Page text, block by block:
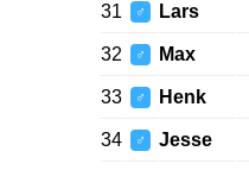
31 ♂ Lars
32 ♂ Max
33 ♂ Henk
34 ♂ Jesse